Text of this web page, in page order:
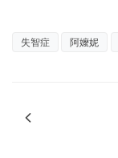
失智症 阿嬤妮